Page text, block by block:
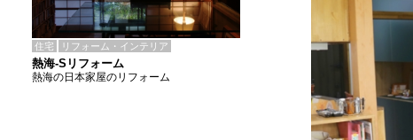
住宅 リフォーム・インテリア
熱海-Sリフォーム
熱海の日本家屋のリフォーム